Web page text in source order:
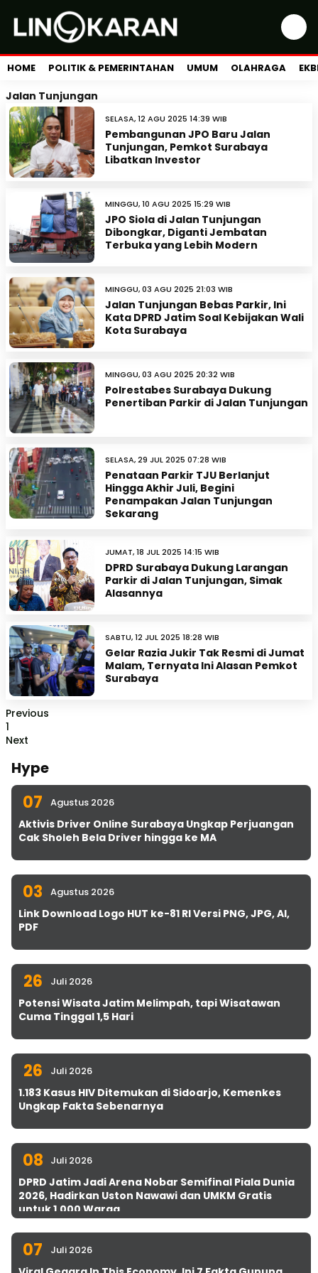
HOME POLITIK & PEMERINTAHAN UMUM OLAHRAGA
Jalan Tunjungan
SELASA, 12 AGU 2025 14:39 WIB
Pembangunan JPO Baru Jalan
Tunjungan, Pemkot Surabaya
Libatkan Investor
MINGGU, 10 AGU 2025 15:29 WIB
JPO Siola di Jalan Tunjungan
Dibongkar, Diganti Jembatan
Terbuka yang Lebih Modern
MINGGU, 03 AGU 2025 21:03 WIB
Jalan Tunjungan Bebas Parkir, Ini
Kata DPRD Jatim Soal Kebijakan Wali
Kota Surabaya
MINGGU, 03 AGU 2025 20:32 WIB
Polrestabes Surabaya Dukung
Penertiban Parkir di Jalan Tunjungan
SELASA, 29 JUL 2025 07:28 WIB
Penataan Parkir TJU Berlanjut
Hingga Akhir Juli, Begini
Penampakan Jalan Tunjungan
Sekarang
JUMAT, 18 JUL 2025 14:15 WIB
DPRD Surabaya Dukung Larangan
Parkir di Jalan Tunjungan, Simak
Alasannya
SABTU, 12 JUL 2025 18:28 WIB
Gelar Razia Jukir Tak Resmi di Jumat
Malam, Ternyata Ini Alasan Pemkot
Surabaya
Previous
1
Next
Hype
07 Agustus 2026
Aktivis Driver Online Surabaya Ungkap Perjuangan
Cak Sholeh Bela Driver hingga ke MA
03 Agustus 2026
Link Download Logo HUT ke-81 RI Versi PNG, JPG, AI,
PDF
26 Juli 2026
Potensi Wisata Jatim Melimpah, tapi Wisatawan
Cuma Tinggal 1,5 Hari
26 Juli 2026
1.183 Kasus HIV Ditemukan di Sidoarjo, Kemenkes
Ungkap Fakta Sebenarnya
08 Juli 2026
DPRD Jatim Jadi Arena Nobar Semifinal Piala Dunia
2026, Hadirkan Uston Nawawi dan UMKM Gratis
untuk 1.000 Warga
07 Juli 2026